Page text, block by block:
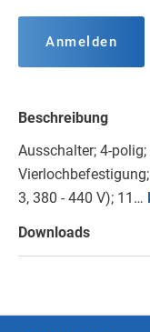
Anmelden
Beschreibung
Ausschalter; 4-
3, 380 - 440 V); 11…
Downloads